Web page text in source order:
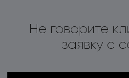
Не говорите
заявку с